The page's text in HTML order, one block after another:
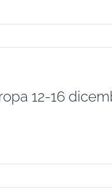
12-16